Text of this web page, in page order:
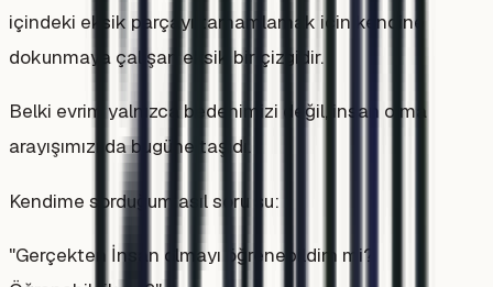
içindeki eksik parçayı tamamlamak için kendine
dokunmaya çalışan eksik bir çizgidir.
Belki evrim yalnızca bedenimizi değil, insan olma
arayışımızı da bugüne taşıdı.
Kendime sorduğum asıl soru şu:
"Gerçekten İnsan olmayı öğrenebildim mi?